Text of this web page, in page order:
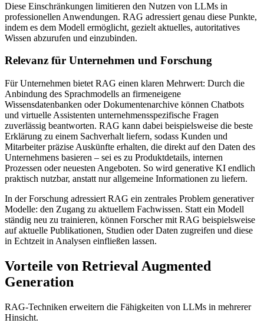
Diese Einschränkungen limitieren den Nutzen von LLMs in
professionellen Anwendungen. RAG adressiert genau diese Punkte,
indem es dem Modell ermöglicht, gezielt aktuelles, autoritatives
Wissen abzurufen und einzubinden.
Relevanz für Unternehmen und Forschung
Für Unternehmen bietet RAG einen klaren Mehrwert: Durch die
Anbindung des Sprachmodells an firmeneigene
Wissensdatenbanken oder Dokumentenarchive können Chatbots
und virtuelle Assistenten unternehmensspezifische Fragen
zuverlässig beantworten. RAG kann dabei beispielsweise die beste
Erklärung zu einem Sachverhalt liefern, sodass Kunden und
Mitarbeiter präzise Auskünfte erhalten, die direkt auf den Daten des
Unternehmens basieren – sei es zu Produktdetails, internen
Prozessen oder neuesten Angeboten. So wird generative KI endlich
praktisch nutzbar, anstatt nur allgemeine Informationen zu liefern.
In der Forschung adressiert RAG ein zentrales Problem generativer
Modelle: den Zugang zu aktuellem Fachwissen. Statt ein Modell
ständig neu zu trainieren, können Forscher mit RAG beispielsweise
auf aktuelle Publikationen, Studien oder Daten zugreifen und diese
in Echtzeit in Analysen einfließen lassen.
Vorteile von Retrieval Augmented
Generation
RAG-Techniken erweitern die Fähigkeiten von LLMs in mehrerer
Hinsicht.